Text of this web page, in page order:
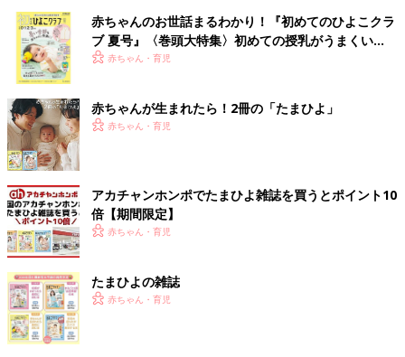
赤ちゃんのお世話まるわかり！『初めてのひよこクラ
ブ 夏号』〈巻頭大特集〉初めての授乳がうまくい
く！ おっぱい・ミルクの基本と夏のトラブル 解決テ
赤ちゃん・育児
赤ちゃんが生まれたら！2冊の「たまひよ」
赤ちゃん・育児
アカチャンホンポでたまひよ雑誌を買うとポイント10
倍【期間限定】
赤ちゃん・育児
たまひよの雑誌
赤ちゃん・育児